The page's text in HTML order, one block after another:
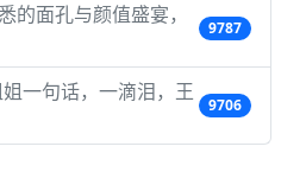
的面孔与颜值盛宴，
9787
一句话，一滴泪，王
9706